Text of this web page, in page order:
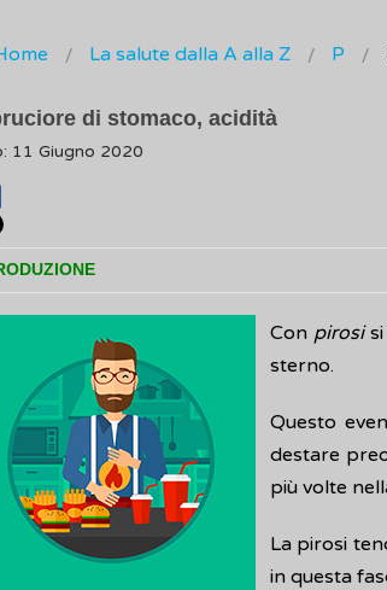
La salute dalla A alla Z P
di stomaco, acidità
11 Giugno 2020
Con pirosisi
sterno.
Questo
destare
più volte
La pirosi
in questa